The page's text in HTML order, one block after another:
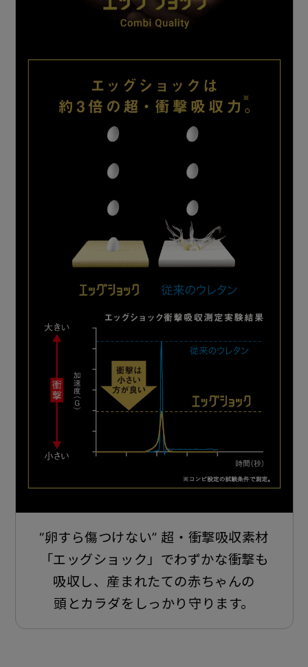
“卵すら傷つけない” 超・衝撃吸収素材
「エッグショック」でわずかな衝撃も
吸収し、産まれたての赤ちゃんの
頭とカラダをしっかり守ります。